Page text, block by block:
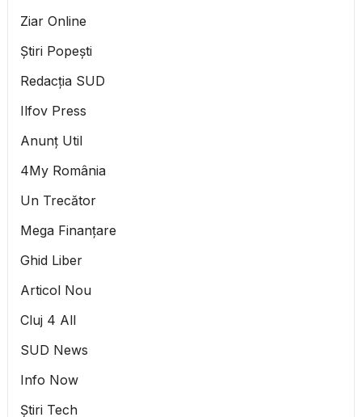
Ziar Online
Știri Popești
Redacția SUD
Ilfov Press
Anunț Util
4My România
Un Trecător
Mega Finanțare
Ghid Liber
Articol Nou
Cluj 4 All
SUD News
Info Now
Știri Tech